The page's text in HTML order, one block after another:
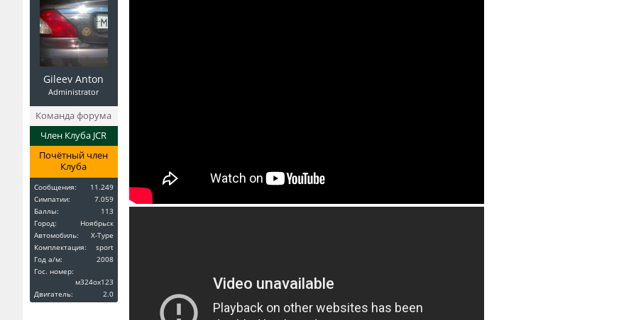
Gileev Anton
Administrator
Команда форума
Член Клуба JCR
Почётный член
Клуба
Сообщения:
11.249
Симпатии:
7.059
Баллы:
113
Город:
Ноябрьск
Автомобиль:
X-Type
Комплектация:
sport
Год a/м:
2008
Гос. номер:
м324ох123
Двигатель:
2.0